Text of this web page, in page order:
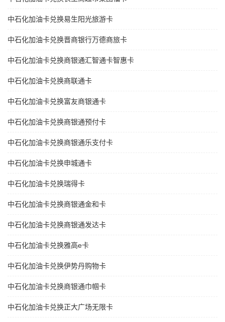
中石化加油卡兑换易生阳光旅游卡
中石化加油卡兑换晋商银行万德商旅卡
中石化加油卡兑换商银通汇智通卡智惠卡
中石化加油卡兑换商联通卡
中石化加油卡兑换富友商银通卡
中石化加油卡兑换商银通预付卡
中石化加油卡兑换商银通乐支付卡
中石化加油卡兑换申城通卡
中石化加油卡兑换瑞得卡
中石化加油卡兑换商银通金和卡
中石化加油卡兑换商银通发达卡
中石化加油卡兑换雅高e卡
中石化加油卡兑换伊势丹购物卡
中石化加油卡兑换商银通巾帼卡
中石化加油卡兑换正大广场无限卡